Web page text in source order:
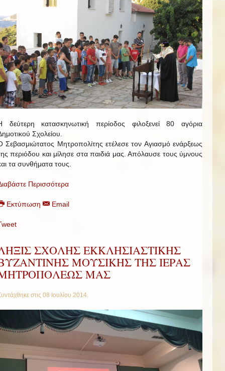
δεύτερη κατασκηνωτική περίοδος φιλοξενεί 80 αγόρια
Σχολείου.
Σεβασμιώτατος Μητροπολίτης ετέλεσε τον Αγιασμό ενάρξεως
περιόδου και μίλησε στα παιδιά μας. Απόλαυσε τους ύμνους
τα συνθήματα τους.
Περισσότερα
Εκτύπωση Email
ΣΧΟΛΗΣ ΕΚΚΛΗΣΙΑΣΤΙΚΗΣ
ΜΟΥΣΙΚΗΣ ΤΗΣ ΙΕΡΑΣ
ΜΑΣ
στις 08 Ιουλίου 2014